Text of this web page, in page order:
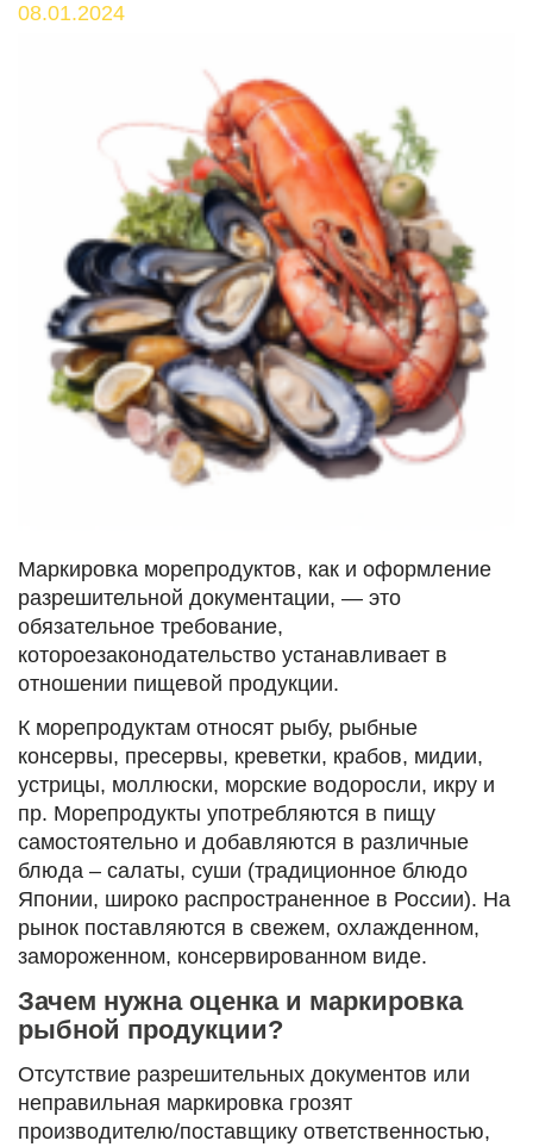
08.01.2024
Маркировка морепродуктов, как и оформление
разрешительной документации, — это
обязательное требование,
котороезаконодательство устанавливает в
отношении пищевой продукции.
К морепродуктам относят рыбу, рыбные
консервы, пресервы, креветки, крабов, мидии,
устрицы, моллюски, морские водоросли, икру и
пр. Морепродукты употребляются в пищу
самостоятельно и добавляются в различные
блюда – салаты, суши (традиционное блюдо
Японии, широко распространенное в России). На
рынок поставляются в свежем, охлажденном,
замороженном, консервированном виде.
Зачем нужна оценка и маркировка
рыбной продукции?
Отсутствие разрешительных документов или
неправильная маркировка грозят
производителю/поставщику ответственностью,